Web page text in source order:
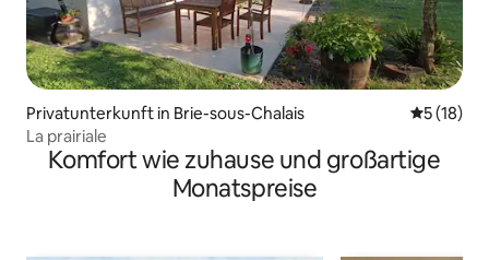
Privatunterkunft in Brie-sous-Chalais
5 (18)
La prairiale
Komfort wie zuhause und großartige
Monatspreise